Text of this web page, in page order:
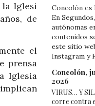
la Iglesi
de
el
prensa
Iglesia
Concolón es
En
autónomas
contenidos
este sitio
Instagram y
Concolón,
2026
VIRUS… Y
corre contra